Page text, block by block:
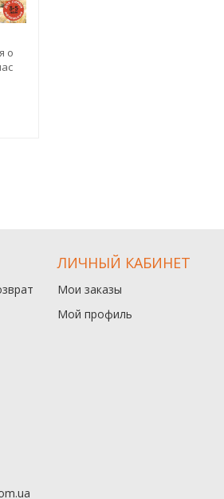
о
ЛИЧНЫЙ КАБИНЕТ
Мои заказы
Мой профиль